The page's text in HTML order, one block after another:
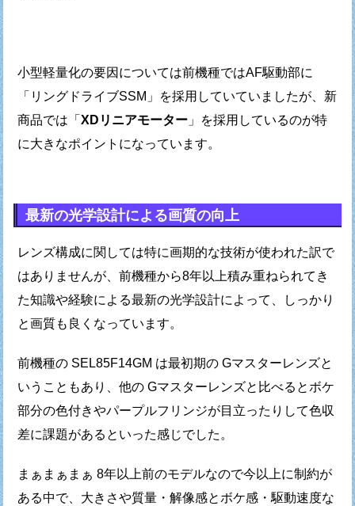
小型軽量化の要因については前機種ではAF駆動部に
「リングドライブSSM」を採用していていましたが、 新
商品では「 XDリニアモーター」を採用しているのが特
に大きなポイントになっています。
最新の光学設計による画質の向上
レンズ構成に関しては特に画期的な技術が使われた訳で
はありませんが、 前機種から8年以上積み重ねられてき
た知識や経験による最新の光学設計によって、
しっかり
と画質も良くなっています。
前機種の SEL85F14GM は最初期の Gマスターレンズと
いうこともあり、 他の Gマスターレンズと比べるとボケ
部分の色付きやパープルフリンジが目立ったりして色収
差に課題があるといった感じでした。
まぁまぁまぁ 8年以上前のモデルなので今以上に制約が
ある中で、 大きさや質量・解像感とボケ感・駆動速度な